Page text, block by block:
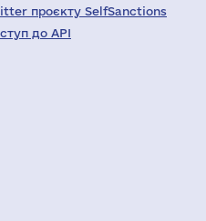
проєкту SelfSanctions
до API